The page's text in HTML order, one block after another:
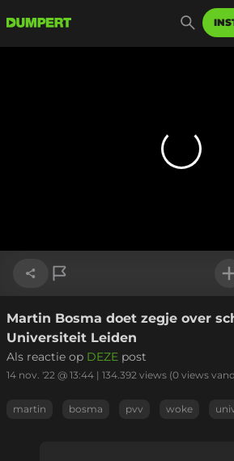
Link kopiëren
Martin Bosma doet zegje over
Universiteit Leiden
Als reactie op DEZE post
14 nov. '22 @ 13:44 | 134.392 views (0 views
martin bosma pvv woke